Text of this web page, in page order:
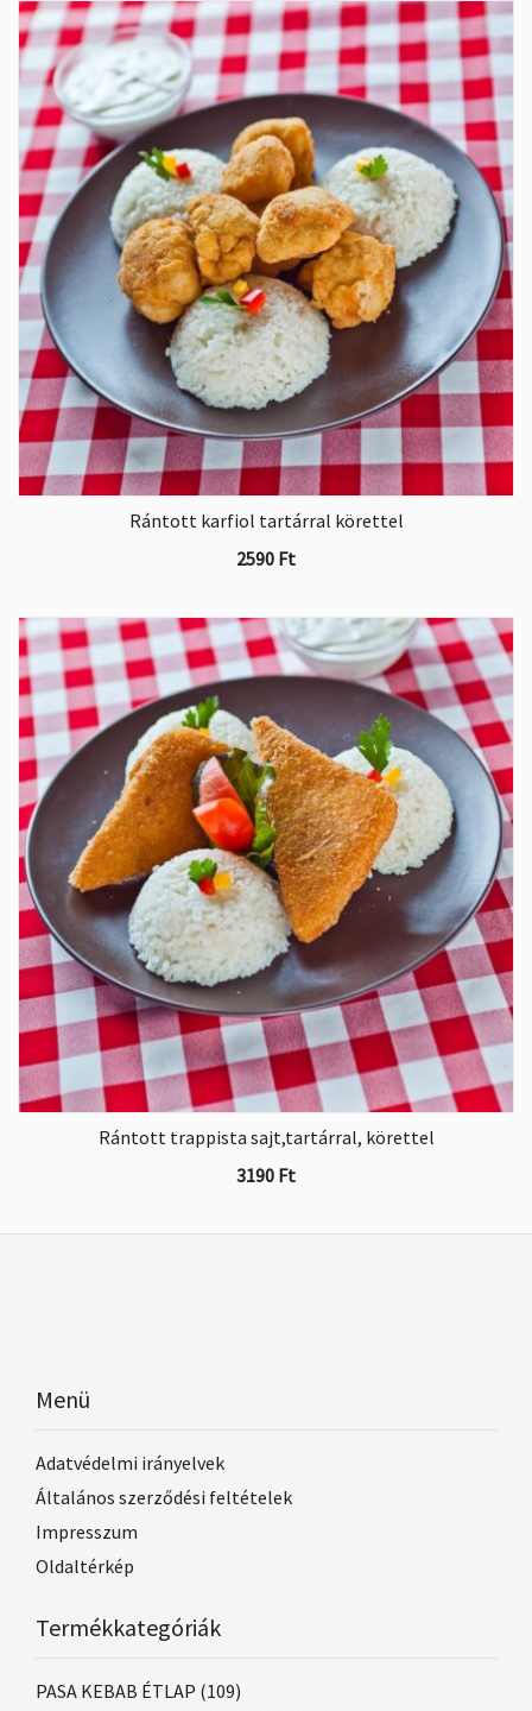
Rántott karfiol tartárral körettel
2590 Ft
Rántott trappista sajt,tartárral, körettel
3190 Ft
Menü
Adatvédelmi irányelvek
Általános szerződési feltételek
Impresszum
Oldaltérkép
Termékkategóriák
PASA KEBAB ÉTLAP (109)